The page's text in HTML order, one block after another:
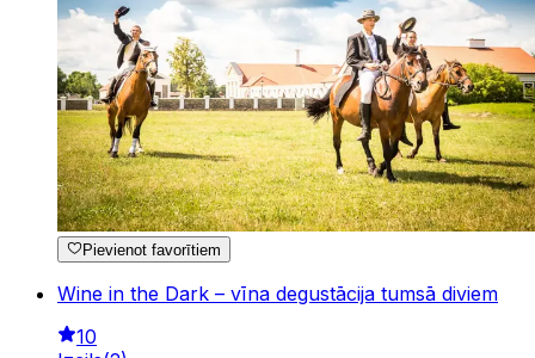
Pievienot favorītiem
Wine in the Dark – vīna degustācija tumsā diviem
10